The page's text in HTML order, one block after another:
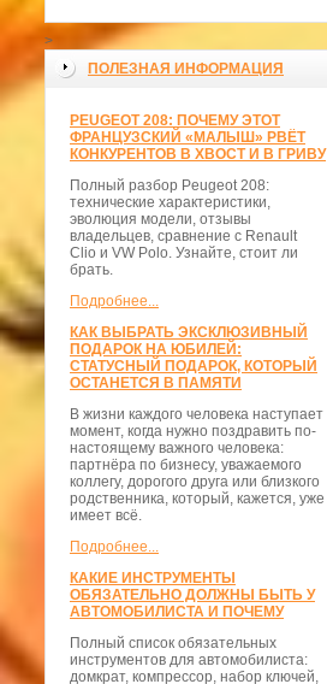
>
ПОЛЕЗНАЯ ИНФОРМАЦИЯ
PEUGEOT 208: ПОЧЕМУ ЭТОТ
ФРАНЦУЗСКИЙ «МАЛЫШ» РВЁТ
КОНКУРЕНТОВ В ХВОСТ И В ГРИВУ
Полный разбор Peugeot 208:
технические характеристики,
эволюция модели, отзывы
владельцев, сравнение с Renault
Clio и VW Polo. Узнайте, стоит ли
брать.
Подробнее...
КАК ВЫБРАТЬ ЭКСКЛЮЗИВНЫЙ
ПОДАРОК НА ЮБИЛЕЙ:
СТАТУСНЫЙ ПОДАРОК, КОТОРЫЙ
ОСТАНЕТСЯ В ПАМЯТИ
В жизни каждого человека наступает
момент, когда нужно поздравить по-
настоящему важного человека:
партнёра по бизнесу, уважаемого
коллегу, дорогого друга или близкого
родственника, который, кажется, уже
имеет всё.
Подробнее...
КАКИЕ ИНСТРУМЕНТЫ
ОБЯЗАТЕЛЬНО ДОЛЖНЫ БЫТЬ У
АВТОМОБИЛИСТА И ПОЧЕМУ
Полный список обязательных
инструментов для автомобилиста:
домкрат, компрессор, набор ключей,